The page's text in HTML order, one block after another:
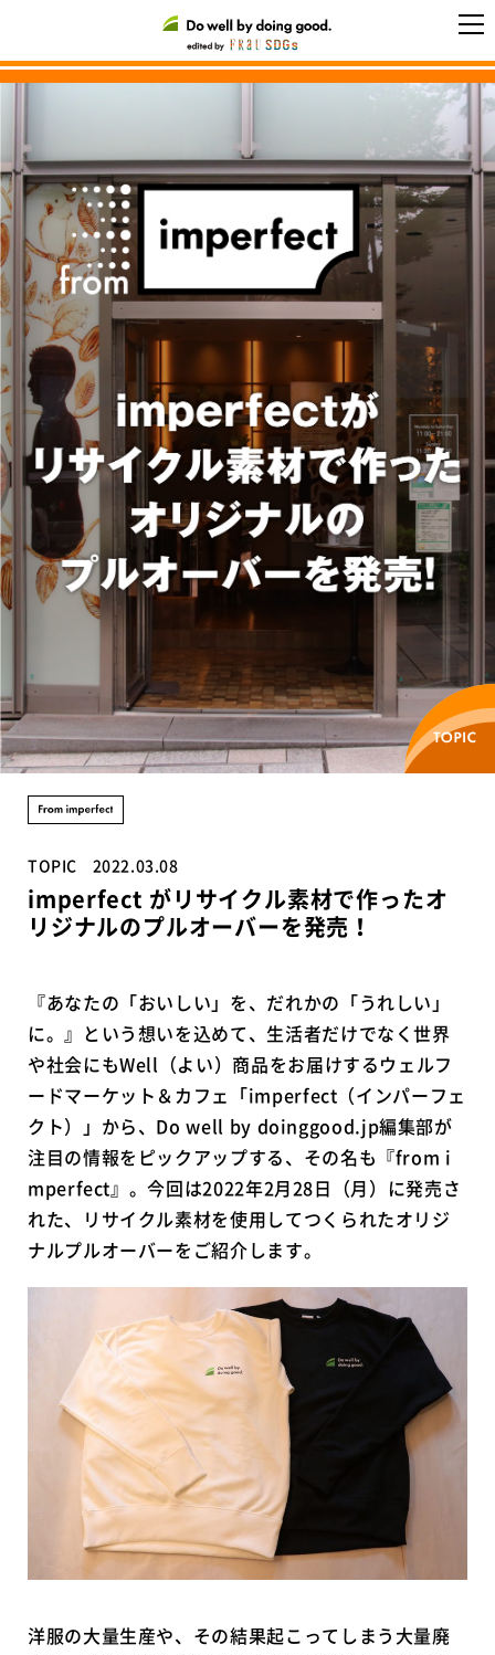
TOPIC 2022.03.08
imperfect がリサイクル素材で作ったオ
リジナルのプルオーバーを発売！
『あなたの「おいしい」を、だれかの「うれしい」
に。』という想いを込めて、生活者だけでなく世界
や社会にもWell（よい）商品をお届けするウェルフ
ードマーケット＆カフェ「imperfect（インパーフェ
クト）」から、Do well by doinggood.jp編集部が
注目の情報をピックアップする、その名も『from i
mperfect』。今回は2022年2月28日（月）に発売さ
れた、リサイクル素材を使用してつくられたオリジ
ナルプルオーバーをご紹介します。
洋服の大量生産や、その結果起こってしまう大量廃